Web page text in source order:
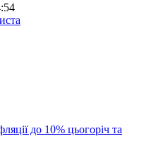
до 10% цьогоріч та